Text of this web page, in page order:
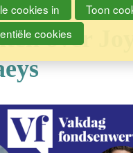
over
cookies in
Toon
cookies